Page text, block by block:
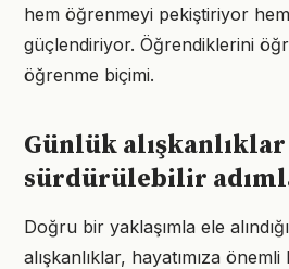
hem öğrenmeyi pekiştiriyor
güçlendiriyor. Öğrendiklerini
öğrenme biçimi.
Günlük
sürdürülebilir
Doğru bir yaklaşımla ele
alışkanlıklar, hayatımıza